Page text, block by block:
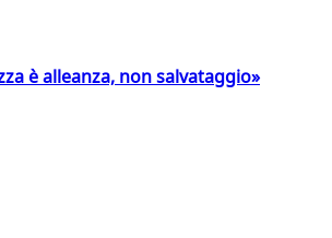
è alleanza, non salvataggio»